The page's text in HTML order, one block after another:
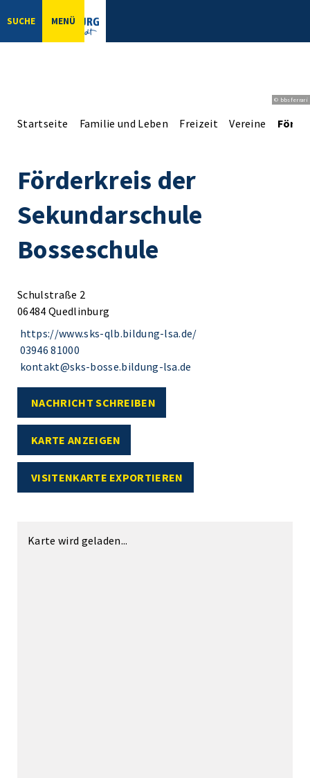
SUCHE MENÜ
© bbsferrari
Startseite Familie und Leben Freizeit Vereine
Förderkreis der
Sekundarschule
Bosseschule
Schulstraße 2
06484 Quedlinburg
https://www.sks-qlb.bildung-lsa.de/
03946 81000
kontakt@sks-bosse.bildung-lsa.de
NACHRICHT SCHREIBEN
KARTE ANZEIGEN
VISITENKARTE EXPORTIEREN
Karte wird geladen...